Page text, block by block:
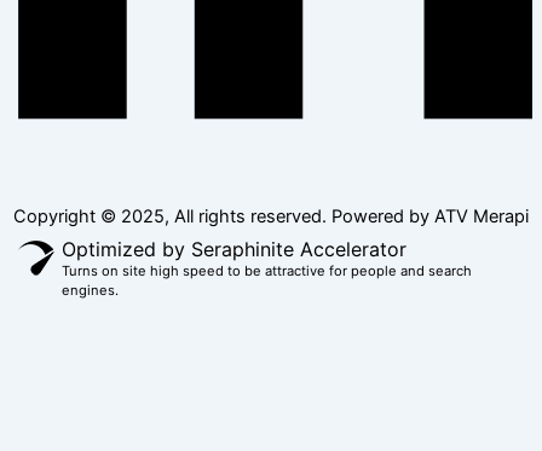
Copyright © 2025, All rights reserved. Powered by ATV Merapi
Optimized by Seraphinite Accelerator
Turns on site high speed to be attractive for people and search
engines.